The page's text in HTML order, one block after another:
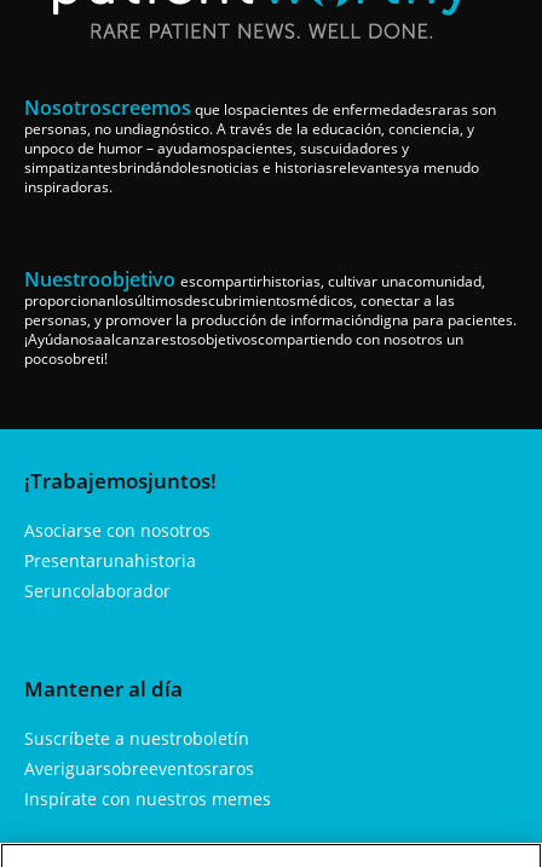
Nosotroscreemos que lospacientes de enfermedadesraras son
personas, no undiagnóstico. A través de la educación, conciencia, y
unpoco de humor – ayudamospacientes, suscuidadores y
simpatizantesbrindándolesnoticias e historiasrelevantesya menudo
inspiradoras.
Nuestroobjetivo escompartirhistorias, cultivar unacomunidad,
proporcionanlosúltimosdescubrimientosmédicos, conectar a las
personas, y promover la producción de informacióndigna para pacientes.
¡Ayúdanosaalcanzarestosobjetivoscompartiendo con nosotros un
pocosobreti!
¡Trabajemosjuntos!
Asociarse con nosotros
Presentarunahistoria
Seruncolaborador
Mantener al día
Suscríbete a nuestroboletín
Averiguarsobreeventosraros
Inspírate con nuestros memes